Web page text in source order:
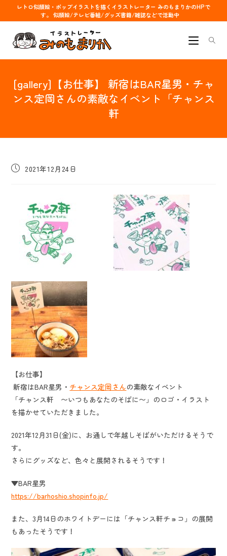
レトロ似顔絵・ポップイラストを描くイラストレーター みのもまりかのHPで
す。 似顔絵/テレビ番組/グッズ書籍/雑誌などで活動中
[gallery]【お仕事】 新宿はBAR星男・チャ
ンス定岡さんの素敵なイベント「チャンス
軒
投
2021年12月24日
【お仕事】
新宿はBAR星男・ チャンス定岡さんの素敵なイベント
「チャンス軒 〜いつもあなたのそばに〜」のロゴ・イラスト
を描かせていただきました。
2021年12月31日(金)に、お通しで年越しそばがいただけるそうで
す。
さらにグッズなど、色々と展開されるそうです！
▼BAR星男
https://barhoshio.shopinfo.jp/
また、3月14日のホワイトデーには「チャンス軒チョコ」の展開
もあったそうです！